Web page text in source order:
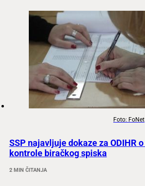
Foto: FoNet
SSP najavljuje dokaze za ODIHR
kontrole biračkog spiska
2 MIN ČITANJA